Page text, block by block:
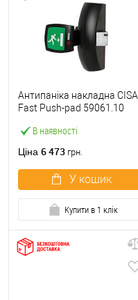
В наявності
Антипаніка накладна CISA
Fast Push-pad 59061.10
Ціна 6 473 грн.
У кошик
Купити в 1 клік